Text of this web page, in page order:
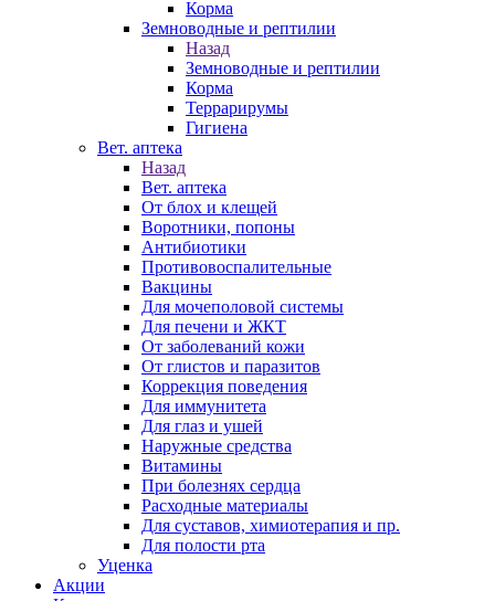
Корма
Земноводные и рептилии
Назад
Земноводные и рептилии
Корма
Террарирумы
Гигиена
Вет. аптека
Назад
Вет. аптека
От блох и клещей
Воротники, попоны
Антибиотики
Противовоспалительные
Вакцины
Для мочеполовой системы
Для печени и ЖКТ
От заболеваний кожи
От глистов и паразитов
Коррекция поведения
Для иммунитета
Для глаз и ушей
Наружные средства
Витамины
При болезнях сердца
Расходные материалы
Для суставов, химиотерапия и пр.
Для полости рта
Уценка
Акции